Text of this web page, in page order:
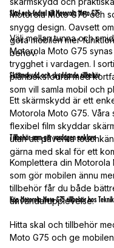
Motorola Moto G75 och
snygg design. Oavsett
göra mobilen mer
behov.
Skal och fodral till Motorola Moto G75
Välj mellan tunna och
Motorola Moto G75
trygghet i vardagen. I
plånboksfodral med
som vill samla mobil och
Skärmskydd och skyddande tillbehör
Ett skärmskydd är ett
Motorola Moto G75.
flexibel film skyddar
utan att påverka
gärna med skal för ett
Tillbehör som gör vardagen enklare
Komplettera din
som gör mobilen ännu
tillbehör får du både
användarupplevelse.
Köp Motorola Moto G75-tillbehör hos
Hitta skal och tillbehör
Moto G75 och ge